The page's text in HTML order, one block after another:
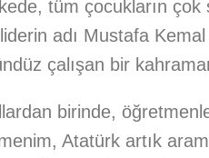
tüm çocukların
adı Mustafa
çalışan bir
birinde,
Atatürk artık